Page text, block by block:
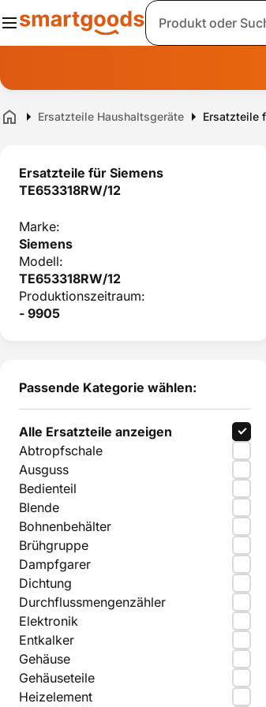
Suche
Home Ersatzteile Haushaltsgeräte Ersatzteile
Ersatzteile für Siemens
TE653318RW/12
Marke:
Siemens
Modell:
TE653318RW/12
Produktionszeitraum:
- 9905
Passende Kategorie wählen:
Alle Ersatzteile anzeigen
Abtropfschale
Ausguss
Bedienteil
Blende
Bohnenbehälter
Brühgruppe
Dampfgarer
Dichtung
Durchflussmengenzähler
Elektronik
Entkalker
Gehäuse
Gehäuseteile
Heizelement